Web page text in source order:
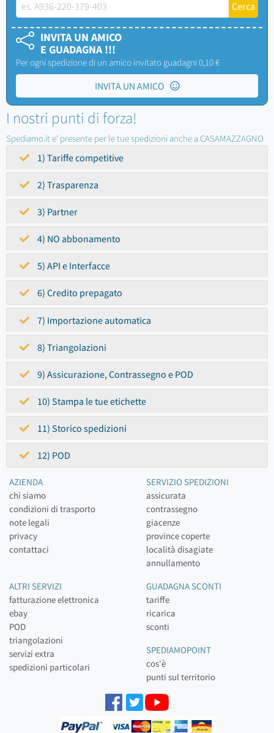
INVITA UN AMICO
E GUADAGNA !!!
Per ogni spedizione di un amico invitato guadagni 0,10 €
INVITA UN AMICO
I nostri punti di forza!
Spediamo.it e' presente per le tue spedizioni anche a CASAMAZZAGNO
1) Tariffe competitive
2) Trasparenza
3) Partner
4) NO abbonamento
5) API e Interfacce
6) Credito prepagato
7) Importazione automatica
8) Triangolazioni
9) Assicurazione, Contrassegno e POD
10) Stampa le tue etichette
11) Storico spedizioni
12) POD
AZIENDA
chi siamo
condizioni di trasporto
note legali
privacy
contattaci
SERVIZIO SPEDIZIONI
assicurata
contrassegno
giacenze
province coperte
località disagiate
annullamento
ALTRI SERVIZI
fatturazione elettronica
ebay
POD
triangolazioni
servizi extra
spedizioni particolari
GUADAGNA SCONTI
tariffe
ricarica
sconti
SPEDIAMOPOINT
cos'è
punti sul territorio